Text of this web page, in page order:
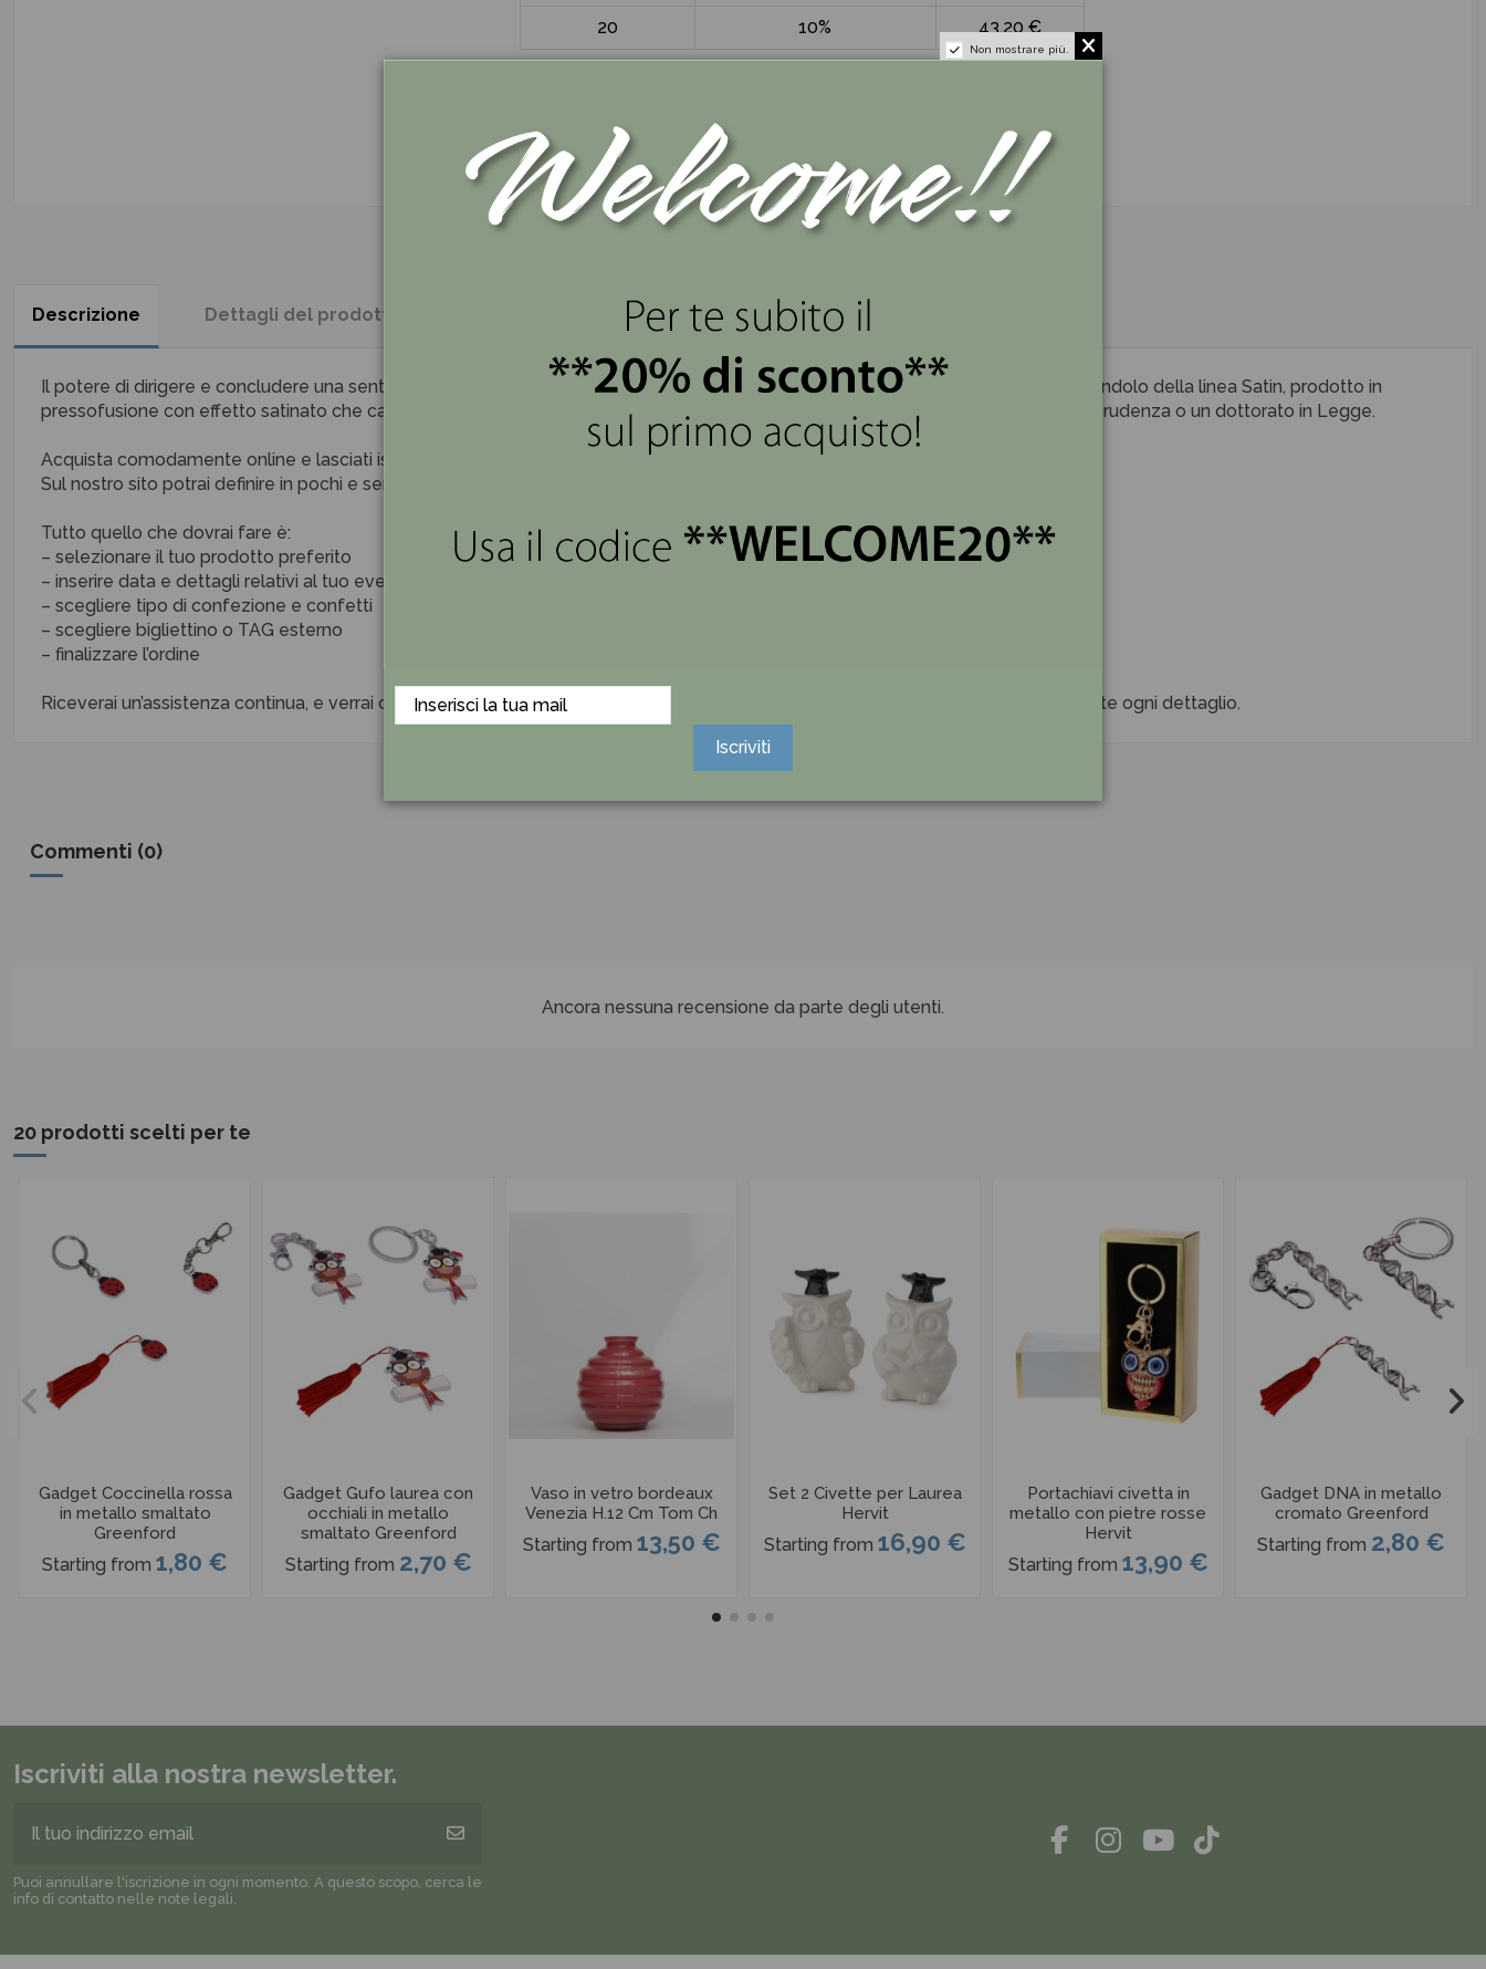
20 10% 43,20 €
Descrizione Dettagli del prodotto
Il potere di dirigere e concludere una sentenza è tutto concentrato nel simbolo del Martello da Giudice che diventa elegante Ciondolo della linea Satin, prodotto in
pressofusione con effetto satinato che cattura la luce e ne crea preziosi giochi. Gadget ideale per celebrare una Laurea in Giurisprudenza o un dottorato in Legge.
Acquista comodamente online e lasciati ispirare dalla nostra selezione di bomboniere uniche e di alta qualità.
Sul nostro sito potrai definire in pochi e semplici step ogni dettaglio, dal colore della confezione ai gusti dei confetti.
Tutto quello che dovrai fare è:
– selezionare il tuo prodotto preferito
– inserire data e dettagli relativi al tuo evento
– scegliere tipo di confezione e confetti
– scegliere bigliettino o TAG esterno
– finalizzare l’ordine
Riceverai un’assistenza continua, e verrai contattata/o dal nostro team che si occupa di EVENTI a DISTANZA, ed insieme definirete ogni dettaglio.
Commenti (0)
Ancora nessuna recensione da parte degli utenti.
20 prodotti scelti per te
Gadget Coccinella rossa
in metallo smaltato
Greenford
Starting from 1,80 €
Gadget Gufo laurea con
occhiali in metallo
smaltato Greenford
Starting from 2,70 €
Vaso in vetro bordeaux
Venezia H.12 Cm Tom Ch
Starting from 13,50 €
Set 2 Civette per Laurea
Hervit
Starting from 16,90 €
Portachiavi civetta in
metallo con pietre rosse
Hervit
Starting from 13,90 €
Gadget DNA in metallo
cromato Greenford
Starting from 2,80 €
Iscriviti alla nostra newsletter.
Puoi annullare l'iscrizione in ogni momento. A questo scopo, cerca le
info di contatto nelle note legali.
Non mostrare più.
Iscriviti